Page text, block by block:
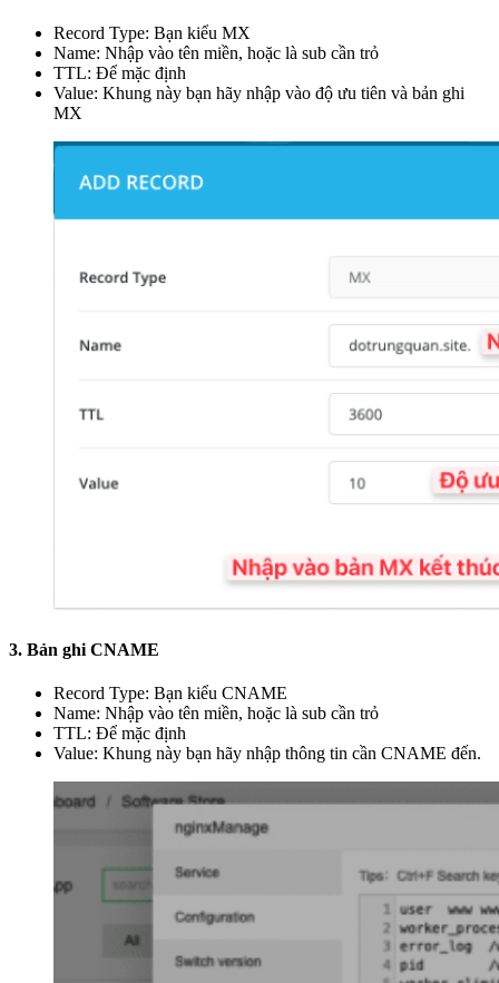
Record Type: Bạn kiểu MX
Name: Nhập vào tên miền, hoặc là sub cần trỏ
TTL: Để mặc định
Value: Khung này bạn hãy nhập vào độ ưu tiên và bản ghi
MX
3. Bản ghi CNAME
Record Type: Bạn kiểu CNAME
Name: Nhập vào tên miền, hoặc là sub cần trỏ
TTL: Để mặc định
Value: Khung này bạn hãy nhập thông tin cần CNAME đến.